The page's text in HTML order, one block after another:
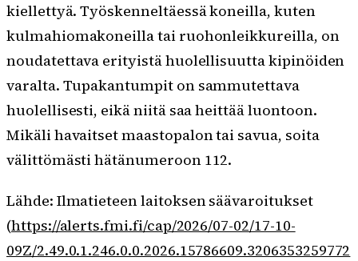
kiellettyä. Työskenneltäessä koneilla, kuten
kulmahiomakoneilla tai ruohonleikkureilla, on
noudatettava erityistä huolellisuutta kipinöiden
varalta. Tupakantumpit on sammutettava
huolellisesti, eikä niitä saa heittää luontoon.
Mikäli havaitset maastopalon tai savua, soita
välittömästi hätänumeroon 112.
Lähde: Ilmatieteen laitoksen säävaroitukset
(https://alerts.fmi.fi/cap/2026/07-02/17-10-
09Z/2.49.0.1.246.0.0.2026.15786609.3206353259772